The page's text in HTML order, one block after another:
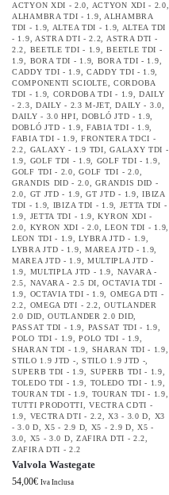
ACTYON XDI - 2.0
ACTYON XDI - 2.0
ALHAMBRA TDI - 1.9
ALHAMBRA
TDI - 1.9
ALTEA TDI - 1.9
ALTEA TDI
- 1.9
ASTRA DTI - 2.2
ASTRA DTI -
2.2
BEETLE TDI - 1.9 ,BEETLE TDI -
1.9
BORA TDI - 1.9 BORA TDI - 1.9
CADDY TDI - 1.9
CADDY TDI - 1.9
COMPONENTI SCIOLTE ,CORDOBA
TDI - 1.9
CORDOBA TDI - 1.9 ,DAILY
- 2.3
DAILY - 2.3 M-JET,DAILY - 3.0
DAILY - 3.0 HPI
DOBLÓ JTD - 1.9
DOBLÓ JTD - 1.9
FABIA TDI - 1.9
FABIA TDI - 1.9
FRONTERA TDCI -
2.2
GALAXY - 1.9 TDI ,GALAXY TDI -
1.9
GOLF TDI - 1.9 GOLF TDI - 1.9
GOLF TDI - 2.0 ,GOLF TDI - 2.0
GRANDIS DID - 2.0 ,GRANDIS DID -
2.0
GT JTD - 1.9 ,GT JTD - 1.9 ,IBIZA
TDI - 1.9
IBIZA TDI - 1.9
JETTA TDI -
1.9
JETTA TDI - 1.9 ,KYRON XDI -
2.0
KYRON XDI - 2.0 ,LEON TDI - 1.9
LEON TDI - 1.9 ,LYBRA JTD - 1.9
LYBRA JTD - 1.9
MAREA JTD - 1.9
MAREA JTD - 1.9
MULTIPLA JTD -
1.9
MULTIPLA JTD - 1.9
NAVARA -
2.5
NAVARA - 2.5 DI ,OCTAVIA TDI -
1.9
OCTAVIA TDI - 1.9
OMEGA DTI -
2.2
OMEGA DTI - 2.2 ,OUTLANDER
2.0 DID ,OUTLANDER 2.0 DID
PASSAT TDI - 1.9
PASSAT TDI - 1.9
POLO TDI - 1.9 ,POLO TDI - 1.9
SHARAN TDI - 1.9
SHARAN TDI - 1.9
STILO 1.9 JTD -
STILO 1.9 JTD -
SUPERB TDI - 1.9
SUPERB TDI - 1.9
TOLEDO TDI - 1.9
TOLEDO TDI - 1.9
TOURAN TDI - 1.9
TOURAN TDI - 1.9
TUTTI PRODOTTI ,VECTRA CDTI -
1.9
VECTRA DTI - 2.2 ,X3 - 3.0 D
X3
- 3.0 D ,X5 - 2.9 D X5 - 2.9 D ,X5 -
3.0
X5 - 3.0 D ZAFIRA DTI - 2.2
ZAFIRA DTI - 2.2
Valvola Wastegate
54,00€ Iva Inclusa